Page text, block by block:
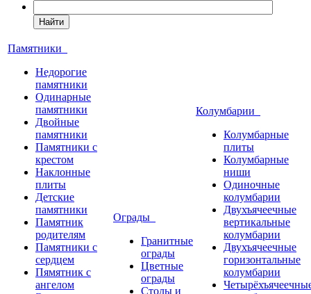
Найти
Памятники
Недорогие
памятники
Одинарные
памятники
Двойные
памятники
Памятники с
крестом
Наклонные
плиты
Детские
памятники
Памятник
родителям
Памятники с
сердцем
Пямятник с
ангелом
Ограды
Гранитные
ограды
Цветные
ограды
Столы и
Колумбарии
Колумбарные
плиты
Колумбарные
ниши
Одиночные
колумбарии
Двухъячеечные
вертикальные
колумбарии
Двухъячеечные
горизонтальные
колумбарии